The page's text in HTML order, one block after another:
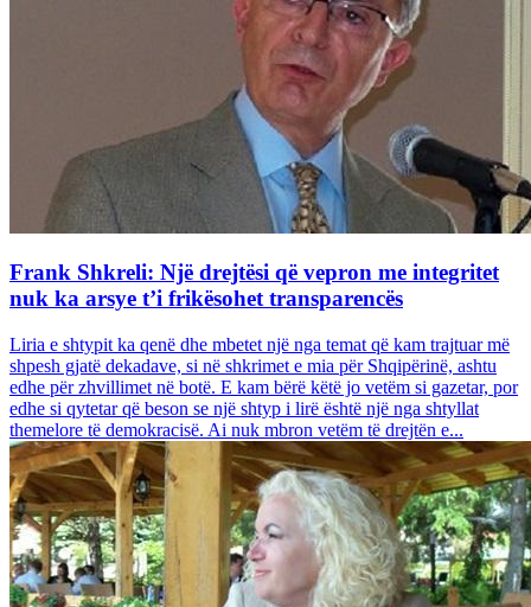
Frank Shkreli: Një drejtësi që vepron me integritet
nuk ka arsye t’i frikësohet transparencës
Liria e shtypit ka qenë dhe mbetet një nga temat që kam trajtuar më
shpesh gjatë dekadave, si në shkrimet e mia për Shqipërinë, ashtu
edhe për zhvillimet në botë. E kam bërë këtë jo vetëm si gazetar, por
edhe si qytetar që beson se një shtyp i lirë është një nga shtyllat
themelore të demokracisë. Ai nuk mbron vetëm të drejtën e...